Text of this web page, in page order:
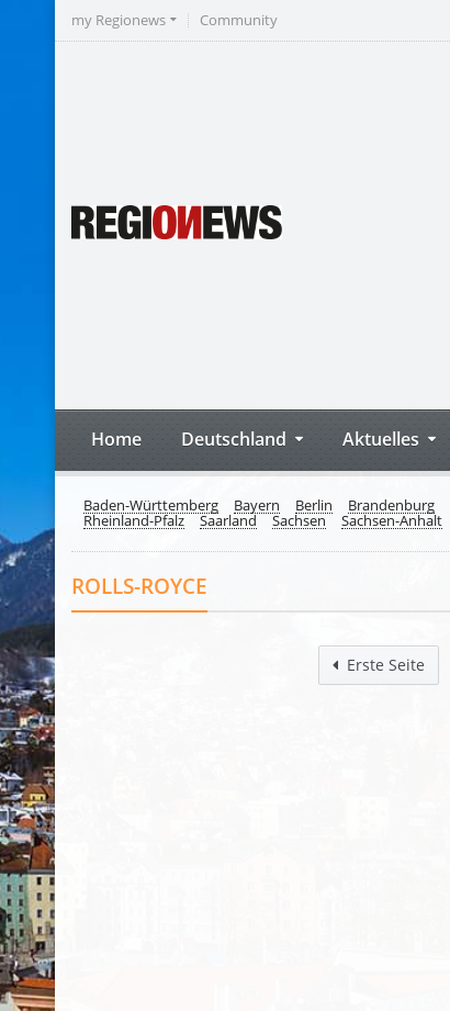
my Regionews Community
Home Deutschland Aktuelles
Baden-Württemberg Bayern Berlin Brandenburg
Rheinland-Pfalz Saarland Sachsen Sachsen-Anhalt
ROLLS-ROYCE
Erste Seite